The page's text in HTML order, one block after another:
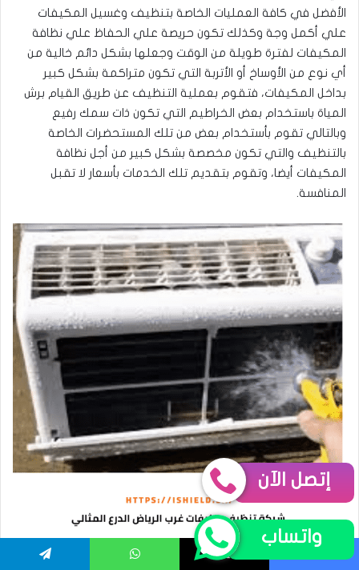
الأفضل في كافة العمليات الخاصة بتنظيف وغسيل المكيفات
علي أكمل وجة وكذلك تكون حريصة علي الحفاظ علي نظافة
المكيفات لفترة طويلة من الوقت وجعلها بشكل دائم خالية من
أي نوع من الأوساخ أو الأتربة التي تكون متراكمة بشكل كبير
بداخل المكيفات، فتقوم بعملية التنظيف عن طريق القيام برش
المياة باستخدام بعض الخراطيم التي تكون ذات سمك رفيع
وبالتالي تقوم بأستخدام بعض من تلك المستحضرات الخاصة
بالتنظيف والتي تكون مخصصة بشكل كبير من أجل نظافة
المكيفات أيضا، وتقوم بتقديم تلك الخدمات بأسعار لا تقبل
المنافسة.
إتصل الآن
واتساب